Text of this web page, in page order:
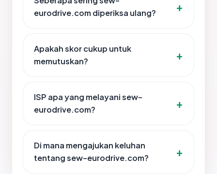
eurodrive.com diperiksa ulang?
Apakah skor cukup untuk
memutuskan?
ISP apa yang melayani sew-
eurodrive.com?
Di mana mengajukan keluhan
tentang sew-eurodrive.com?